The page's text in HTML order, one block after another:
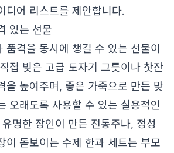
디어 리스트를 제안합니다.
있는 선물
품격을 동시에 챙길 수 있는 선물이
접 빚은 고급 도자기 그릇이나 찻잔
을 높여주며, 좋은 가죽으로 만든 맞
오래도록 사용할 수 있는 실용적인
명한 장인이 만든 전통주나, 정성
이 돋보이는 수제 한과 세트는 부모